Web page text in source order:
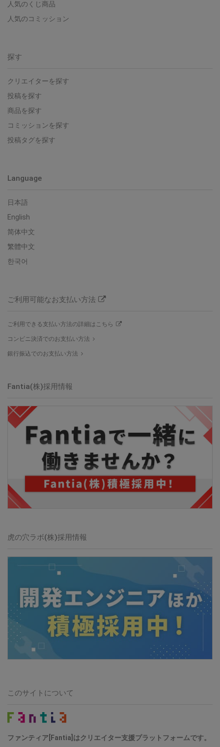
人気のくじ商品
人気のコミッション
探す
クリエイターを探す
投稿を探す
商品を探す
コミッションを探す
投稿タグを探す
Language
日本語
English
简体中文
繁體中文
한국어
ご利用可能なお支払い方法
ご利用できる支払い方法の詳細はこちら
コンビニ決済でのお支払い方法
銀行振込でのお支払い方法
Fantia(株)採用情報
虎の穴ラボ(株)採用情報
このサイトについて
ファンティア[Fantia]はクリエイター支援プラットフォームです。